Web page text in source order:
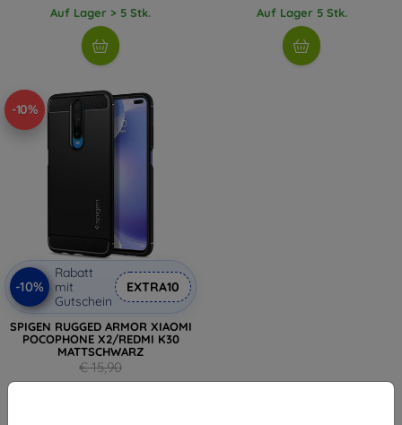
Auf Lager > 5 Stk. Auf Lager 5 Stk.
-10%
-10%
Rabatt
mit
Gutschein
EXTRA10
SPIGEN RUGGED ARMOR XIAOMI
POCOPHONE X2/REDMI K30
MATTSCHWARZ
€ 15,90
€ 14,32